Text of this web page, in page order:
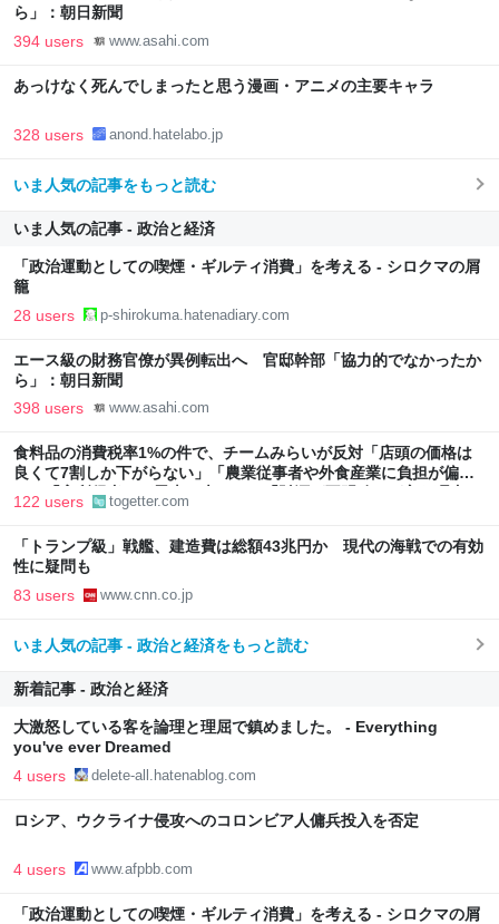
ら」：朝日新聞
394 users www.asahi.com
あっけなく死んでしまったと思う漫画・アニメの主要キャラ
328 users anond.hatelabo.jp
いま人気の記事をもっと読む
いま人気の記事 - 政治と経済
「政治運動としての喫煙・ギルティ消費」を考える - シロクマの屑
籠
28 users p-shirokuma.hatenadiary.com
エース級の財務官僚が異例転出へ 官邸幹部「協力的でなかったか
ら」：朝日新聞
398 users www.asahi.com
食料品の消費税率1%の件で、チームみらいが反対「店頭の価格は
良くて7割しか下がらない」「農業従事者や外食産業に負担が偏
る」「高所得者ほど恩恵は大きい」「財源が不明確」が主な理由
122 users togetter.com
「トランプ級」戦艦、建造費は総額43兆円か 現代の海戦での有効
性に疑問も
83 users www.cnn.co.jp
いま人気の記事 - 政治と経済をもっと読む
新着記事 - 政治と経済
大激怒している客を論理と理屈で鎮めました。 - Everything
you've ever Dreamed
4 users delete-all.hatenablog.com
ロシア、ウクライナ侵攻へのコロンビア人傭兵投入を否定
4 users www.afpbb.com
「政治運動としての喫煙・ギルティ消費」を考える - シロクマの屑